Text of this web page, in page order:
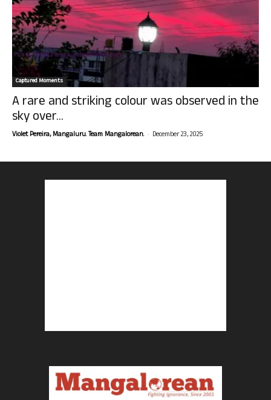
Captured Moments
A rare and striking colour was observed in the
sky over...
Violet Pereira, Mangaluru. Team Mangalorean. - December 23, 2025